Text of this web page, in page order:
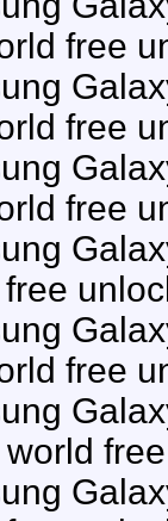
free
free
free
free
world